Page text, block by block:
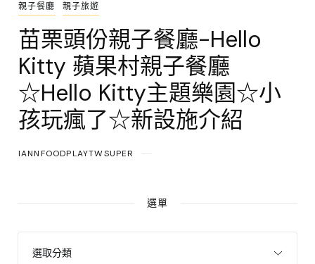
親子餐廳 親子旅遊
苗栗頭份親子餐廳-Hello
Kitty 蘋果村親子餐廳
☆Hello Kitty主題樂園☆小
孩玩瘋了☆新設施介紹
IANNFOODPLAYTWSUPER
選單